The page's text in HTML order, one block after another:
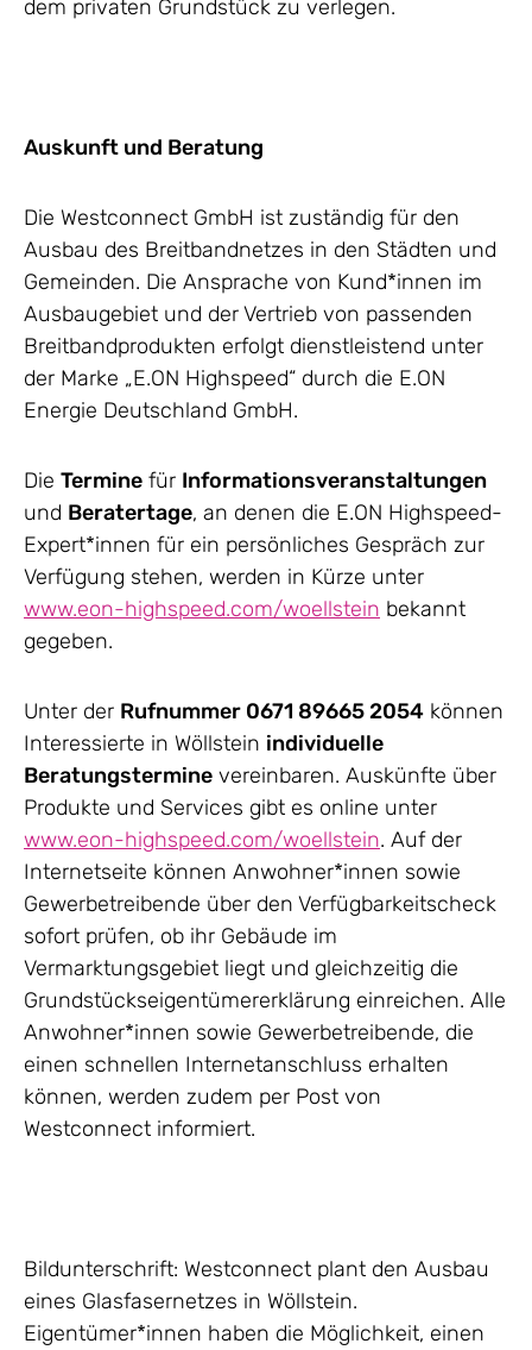
dem privaten Grundstück zu verlegen.
Auskunft und Beratung
Die Westconnect GmbH ist zuständig für den
Ausbau des Breitbandnetzes in den Städten und
Gemeinden. Die Ansprache von Kund*innen im
Ausbaugebiet und der Vertrieb von passenden
Breitbandprodukten erfolgt dienstleistend unter
der Marke „E.ON Highspeed“ durch die E.ON
Energie Deutschland GmbH.
Die Termine für Informationsveranstaltungen
und Beratertage, an denen die E.ON Highspeed-
Expert*innen für ein persönliches Gespräch zur
Verfügung stehen, werden in Kürze unter
www.eon-highspeed.com/woellstein bekannt
gegeben.
Unter der Rufnummer 0671 89665 2054 können
Interessierte in Wöllstein individuelle
Beratungstermine vereinbaren. Auskünfte über
Produkte und Services gibt es online unter
www.eon-highspeed.com/woellstein. Auf der
Internetseite können Anwohner*innen sowie
Gewerbetreibende über den Verfügbarkeitscheck
sofort prüfen, ob ihr Gebäude im
Vermarktungsgebiet liegt und gleichzeitig die
Grundstückseigentümererklärung einreichen. Alle
Anwohner*innen sowie Gewerbetreibende, die
einen schnellen Internetanschluss erhalten
können, werden zudem per Post von
Westconnect informiert.
Bildunterschrift: Westconnect plant den Ausbau
eines Glasfasernetzes in Wöllstein.
Eigentümer*innen haben die Möglichkeit, einen